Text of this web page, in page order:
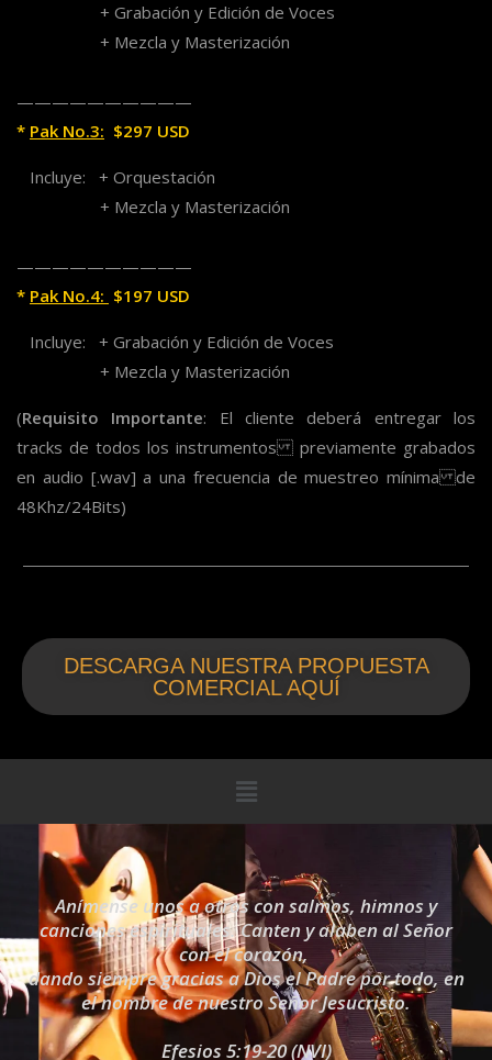
+ Grabación y Edición de Voces
+ Mezcla y Masterización
——————————
* Pak No.3: $297 USD
Incluye: + Orquestación
+ Mezcla y Masterización
——————————
* Pak No.4: $197 USD
Incluye: + Grabación y Edición de Voces
+ Mezcla y Masterización
(Requisito Importante: El cliente deberá entregar los
tracks de todos los instrumentos previamente grabados
en audio [.wav] a una frecuencia de muestreo mínima de
48Khz/24Bits)
DESCARGA NUESTRA PROPUESTA
COMERCIAL AQUÍ
Menú
Anímense unos a otros con salmos, himnos y
canciones espirituales. Canten y alaben al Señor
con el corazón,
dando siempre gracias a Dios el Padre por todo, en
el nombre de nuestro Señor Jesucristo.
Efesios 5:19-20 (NVI)